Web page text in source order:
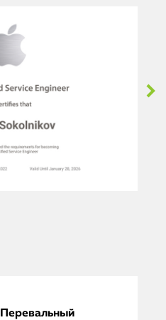
Перевальный